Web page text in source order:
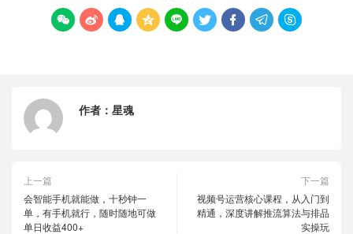
        
作者： 星魂
上一篇
会智能手机就能做，十秒钟一
单，有手机就行，随时随地可做
单日收益400+
下一篇
视频号运营核心课程，从入门到
精通，深度讲解推流算法与排品
实操玩